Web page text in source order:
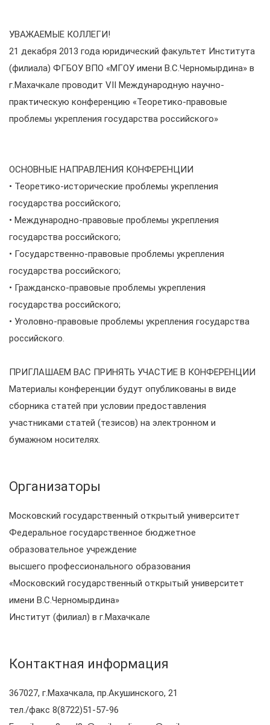
УВАЖАЕМЫЕ КОЛЛЕГИ!
21 декабря 2013 года юридический факультет Института
(филиала) ФГБОУ ВПО «МГОУ имени В.С.Черномырдина» в
г.Махачкале проводит VII Международную научно-
практическую конференцию «Теоретико-правовые
проблемы укрепления государства российского»
ОСНОВНЫЕ НАПРАВЛЕНИЯ КОНФЕРЕНЦИИ
• Теоретико-исторические проблемы укрепления
государства российского;
• Международно-правовые проблемы укрепления
государства российского;
• Государственно-правовые проблемы укрепления
государства российского;
• Гражданско-правовые проблемы укрепления
государства российского;
• Уголовно-правовые проблемы укрепления государства
российского.
ПРИГЛАШАЕМ ВАС ПРИНЯТЬ УЧАСТИЕ В КОНФЕРЕНЦИИ
Материалы конференции будут опубликованы в виде
сборника статей при условии предоставления
участниками статей (тезисов) на электронном и
бумажном носителях.
Организаторы
Московский государственный открытый университет
Федеральное государственное бюджетное
образовательное учреждение
высшего профессионального образования
«Московский государственный открытый университет
имени В.С.Черномырдина»
Институт (филиал) в г.Махачкале
Контактная информация
367027, г.Махачкала, пр.Акушинского, 21
тел./факс 8(8722)51-57-96